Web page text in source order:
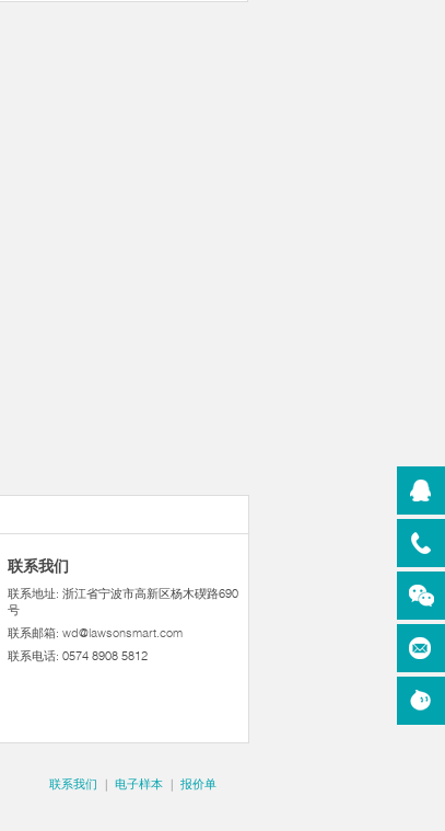
联系我们
联系地址: 浙江省宁波市高新区杨木碶路690
号
联系邮箱: wd@lawsonsmart.com
联系电话: 0574 8908 5812
联系我们 | 电子样本 | 报价单